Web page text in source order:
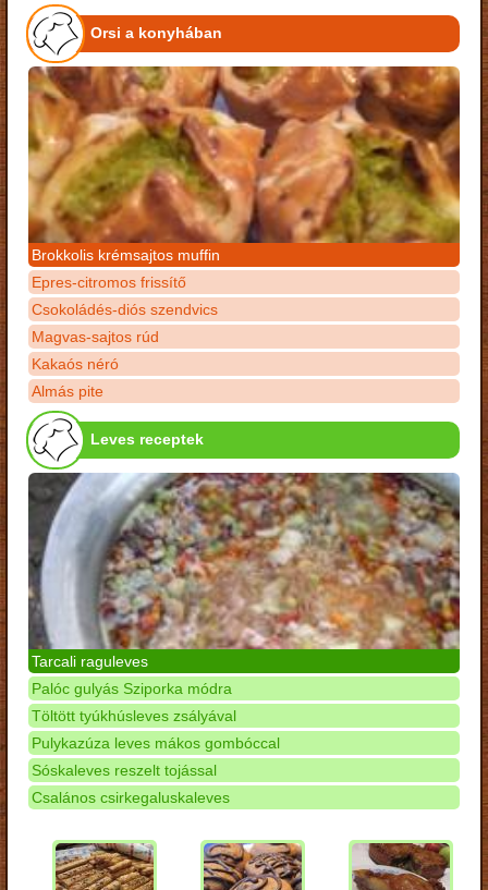
Orsi a konyhában
Brokkolis krémsajtos muffin
Epres-citromos frissítő
Csokoládés-diós szendvics
Magvas-sajtos rúd
Kakaós néró
Almás pite
Leves receptek
Tarcali raguleves
Palóc gulyás Sziporka módra
Töltött tyúkhúsleves zsályával
Pulykazúza leves mákos gombóccal
Sóskaleves reszelt tojással
Csalános csirkegaluskaleves